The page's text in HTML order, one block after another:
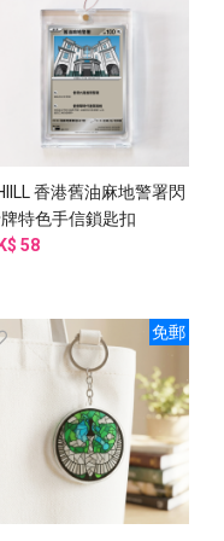
香港舊油麻地警署閃
特色手信鎖匙扣
58
免郵